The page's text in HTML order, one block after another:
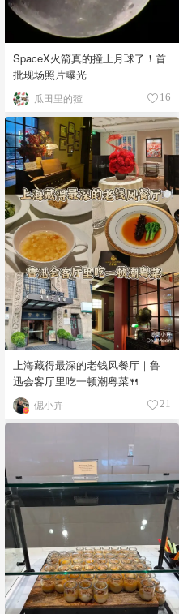
SpaceX火箭真的撞上月球了！首
批现场照片曝光
瓜田里的猹 16
上海藏得最深的老钱风餐厅｜鲁
迅会客厅里吃一顿潮粤菜🍴
偲小卉 21